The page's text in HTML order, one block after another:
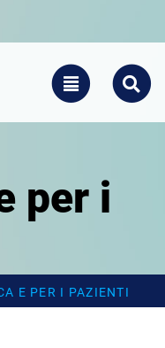
Vai alla homepage
TOGGLE SEARCH
per i
E PER I PAZIENTI